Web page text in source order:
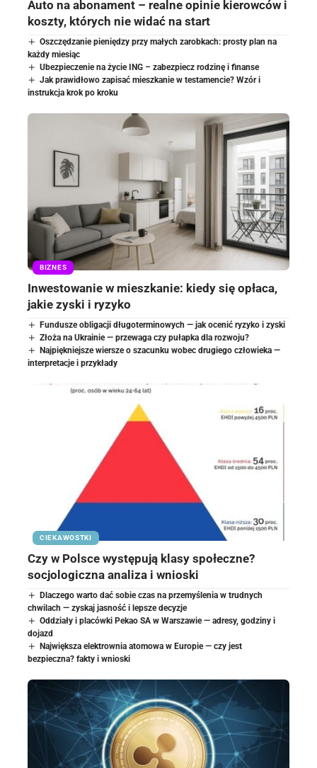
Auto na abonament – realne opinie kierowców i
koszty, których nie widać na start
Oszczędzanie pieniędzy przy małych zarobkach: prosty plan na
każdy miesiąc
Ubezpieczenie na życie ING – zabezpiecz rodzinę i finanse
Jak prawidłowo zapisać mieszkanie w testamencie? Wzór i
instrukcja krok po kroku
BIZNES
Inwestowanie w mieszkanie: kiedy się opłaca,
jakie zyski i ryzyko
Fundusze obligacji długoterminowych — jak ocenić ryzyko i zyski
Złoża na Ukrainie — przewaga czy pułapka dla rozwoju?
Najpiękniejsze wiersze o szacunku wobec drugiego człowieka —
interpretacje i przykłady
CIEKAWOSTKI
Czy w Polsce występują klasy społeczne?
socjologiczna analiza i wnioski
Dlaczego warto dać sobie czas na przemyślenia w trudnych
chwilach — zyskaj jasność i lepsze decyzje
Oddziały i placówki Pekao SA w Warszawie — adresy, godziny i
dojazd
Największa elektrownia atomowa w Europie — czy jest
bezpieczna? fakty i wnioski